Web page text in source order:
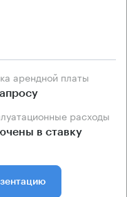
арендной платы
расходы
в ставку